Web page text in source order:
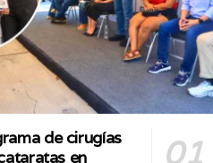
de cirugías
en